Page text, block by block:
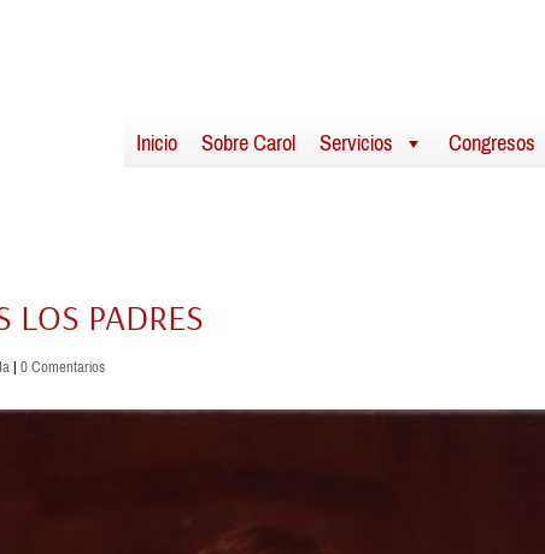
Inicio Sobre Carol Servicios Congresos
LOS PADRES
|0 Comentarios